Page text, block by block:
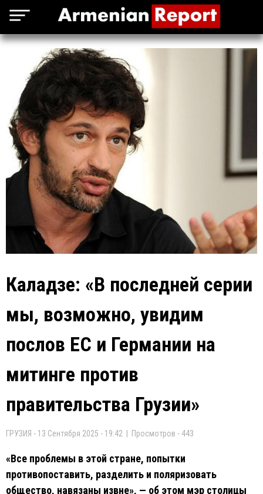
Каладзе: «В последней серии
мы, возможно, увидим
послов ЕС и Германии на
митинге против
правительства Грузии»
ГРУЗИЯ - 13 Сентября 2025 - 19:42 | Просмотров - 443
«Все проблемы в этой стране, попытки
противопоставить, разделить и поляризовать
общество, навязаны извне», — об этом мэр столицы